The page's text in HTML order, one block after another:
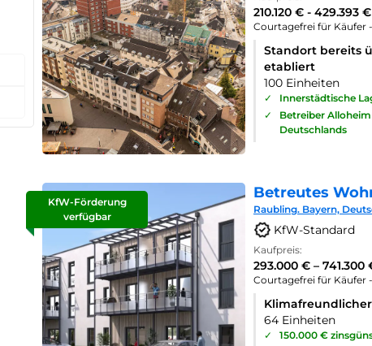
210.120 € - 429.393 €
Courtagefrei für Käufer
Standort bereits
etabliert
100 Einheiten
✓
Innerstädtische
✓
Betreiber
Deutschlands
KfW-Förderung
verfügbar
Betreutes
Raubling. Bayern,
KfW-Standard
Kaufpreis:
293.000 € – 741.300
Courtagefrei für Käufer
64 Einheiten
✓
150.000 €